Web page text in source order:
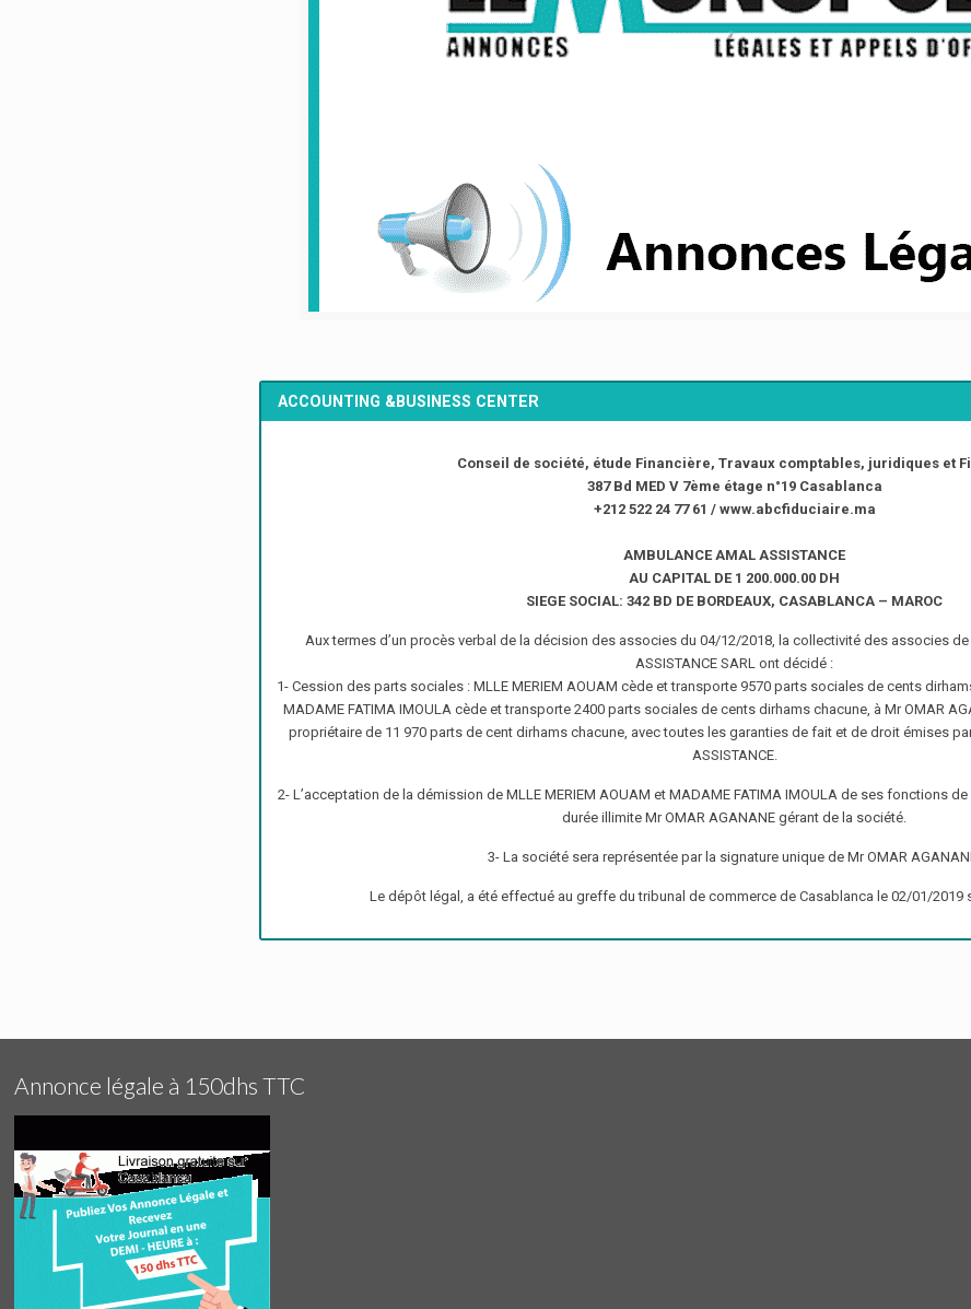
ACCOUNTING &BUSINESS CENTER
Conseil de société, étude Financière, Travaux comptables, juridiques et
387 Bd MED V 7ème étage n°19 Casablanca
+212 522 24 77 61 / www.abcfiduciaire.ma
AMBULANCE AMAL ASSISTANCE
AU CAPITAL DE 1 200.000.00 DH
SIEGE SOCIAL: 342 BD DE BORDEAUX, CASABLANCA – MAROC
Aux termes d’un procès verbal de la décision des associes du 04/12/2018, la collectivité des associes
ASSISTANCE SARL ont décidé :
1- Cession des parts sociales : MLLE MERIEM AOUAM cède et transporte 9570 parts sociales de cents
MADAME FATIMA IMOULA cède et transporte 2400 parts sociales de cents dirhams chacune, à Mr OMAR
propriétaire de 11 970 parts de cent dirhams chacune, avec toutes les garanties de fait et de droit émises par
ASSISTANCE.
2- L’acceptation de la démission de MLLE MERIEM AOUAM et MADAME FATIMA IMOULA de ses fonctions
durée illimite Mr OMAR AGANANE gérant de la société.
3- La société sera représentée par la signature unique de Mr OMAR
Le dépôt légal, a été effectué au greffe du tribunal de commerce de Casablanca le 02/01/2019
Annonce légale à 150dhs TTC